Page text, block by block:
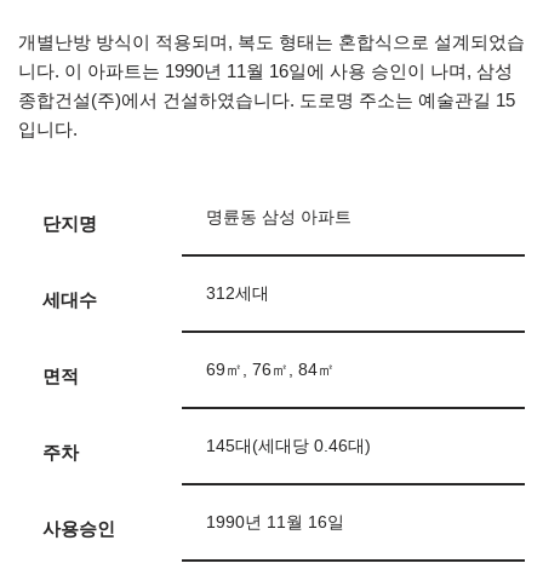
개별난방 방식이 적용되며, 복도 형태는 혼합식으로 설계되었습
니다. 이 아파트는 1990년 11월 16일에 사용 승인이 나며, 삼성
종합건설(주)에서 건설하였습니다. 도로명 주소는 예술관길 15
입니다.
단지명 명륜동 삼성 아파트
세대수 312세대
면적 69㎡, 76㎡, 84㎡
주차 145대(세대당 0.46대)
사용승인 1990년 11월 16일